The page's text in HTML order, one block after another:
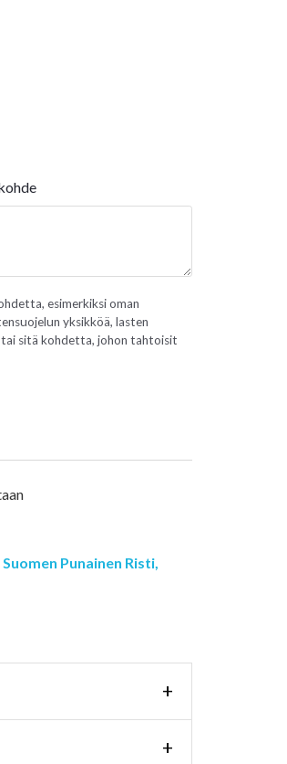
esimerkiksi oman
yksikköä, lasten
sitä kohdetta, johon tahtoisit
Suomen Punainen Risti,
+
+